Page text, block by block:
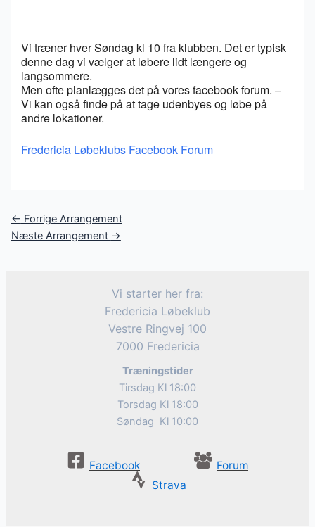
Vi træner hver Søndag kl 10 fra klubben. Det er typisk
denne dag vi vælger at løbere lidt længere og
langsommere.
Men ofte planlægges det på vores facebook forum. –
Vi kan også finde på at tage udenbyes og løbe på
andre lokationer.
Fredericia Løbeklubs Facebook Forum
Post
navigation
← Forrige Arrangement
Næste Arrangement →
Vi starter her fra:
Fredericia Løbeklub
Vestre Ringvej 100
7000 Fredericia
Træningstider
Tirsdag Kl 18:00
Torsdag Kl 18:00
Søndag Kl 10:00
Facebook
Forum
Strava